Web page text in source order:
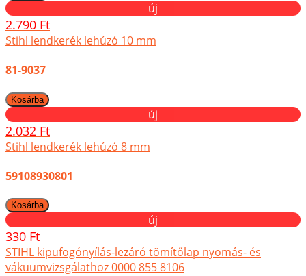
új
2.790 Ft
Stihl lendkerék lehúzó 10 mm
81-9037
új
2.032 Ft
Stihl lendkerék lehúzó 8 mm
59108930801
új
330 Ft
STIHL kipufogónyílás-lezáró tömítőlap nyomás- és
vákuumvizsgálathoz 0000 855 8106